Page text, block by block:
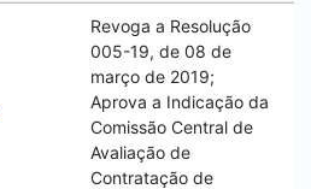
Revoga a Resolução
005-19, de 08 de
março de 2019;
Aprova a Indicação da
Comissão Central de
Avaliação de
Contratação de